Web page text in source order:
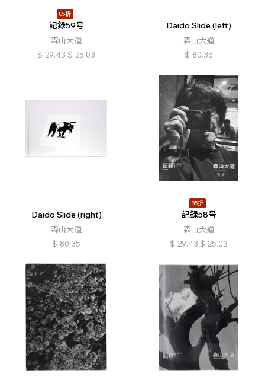
85折
記録59号
森山大道
$ 29.43 $ 25.03
Daido Slide (left)
森山大道
$ 80.35
Daido Slide (right)
森山大道
$ 80.35
85折
記録58号
森山大道
$ 29.43 $ 25.03